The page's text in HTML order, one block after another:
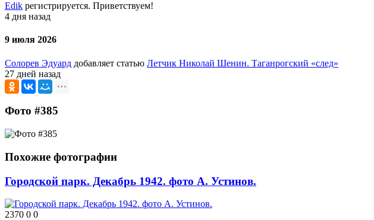
Edik регистрируется. Приветствуем!
4 дня назад
9 июля 2026
Солорев Эдуард добавляет статью Летчик Николай Шенин. Таганрогский «след»
27 дней назад
Фото #385
Похожие фотографии
Городской парк. Декабрь 1942. фото А. Устинов.
2370 0 0